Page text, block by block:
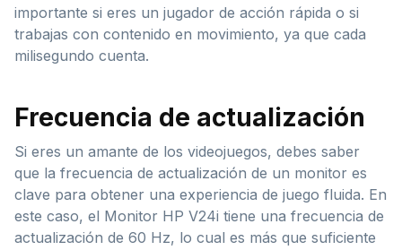
importante si eres un jugador de acción rápida o si
trabajas con contenido en movimiento, ya que cada
milisegundo cuenta.
Frecuencia de actualización
Si eres un amante de los videojuegos, debes saber
que la frecuencia de actualización de un monitor es
clave para obtener una experiencia de juego fluida. En
este caso, el Monitor HP V24i tiene una frecuencia de
actualización de 60 Hz, lo cual es más que suficiente